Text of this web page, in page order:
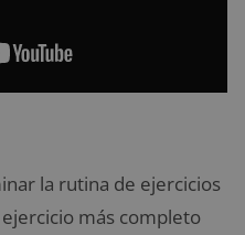
la rutina de ejercicios
más completo